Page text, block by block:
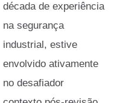
década de experiência
na segurança
industrial, estive
envolvido ativamente
no desafiador